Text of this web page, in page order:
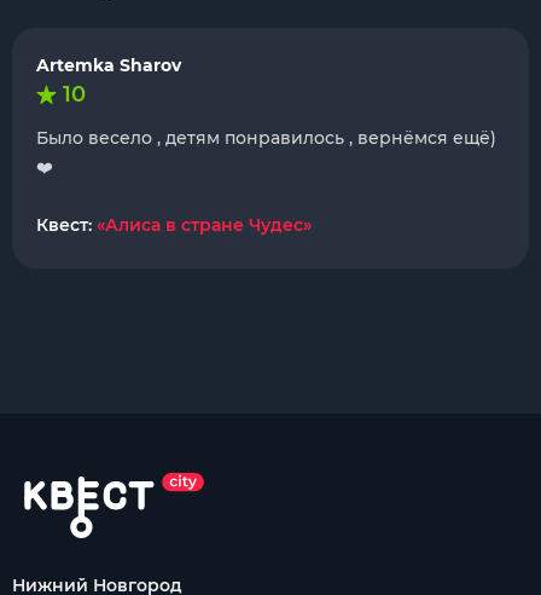
Artemka Sharov
10
Было весело , детям понравилось , вернёмся ещё)
❤️
Квест: «Алиса в стране Чудес»
Нижний Новгород